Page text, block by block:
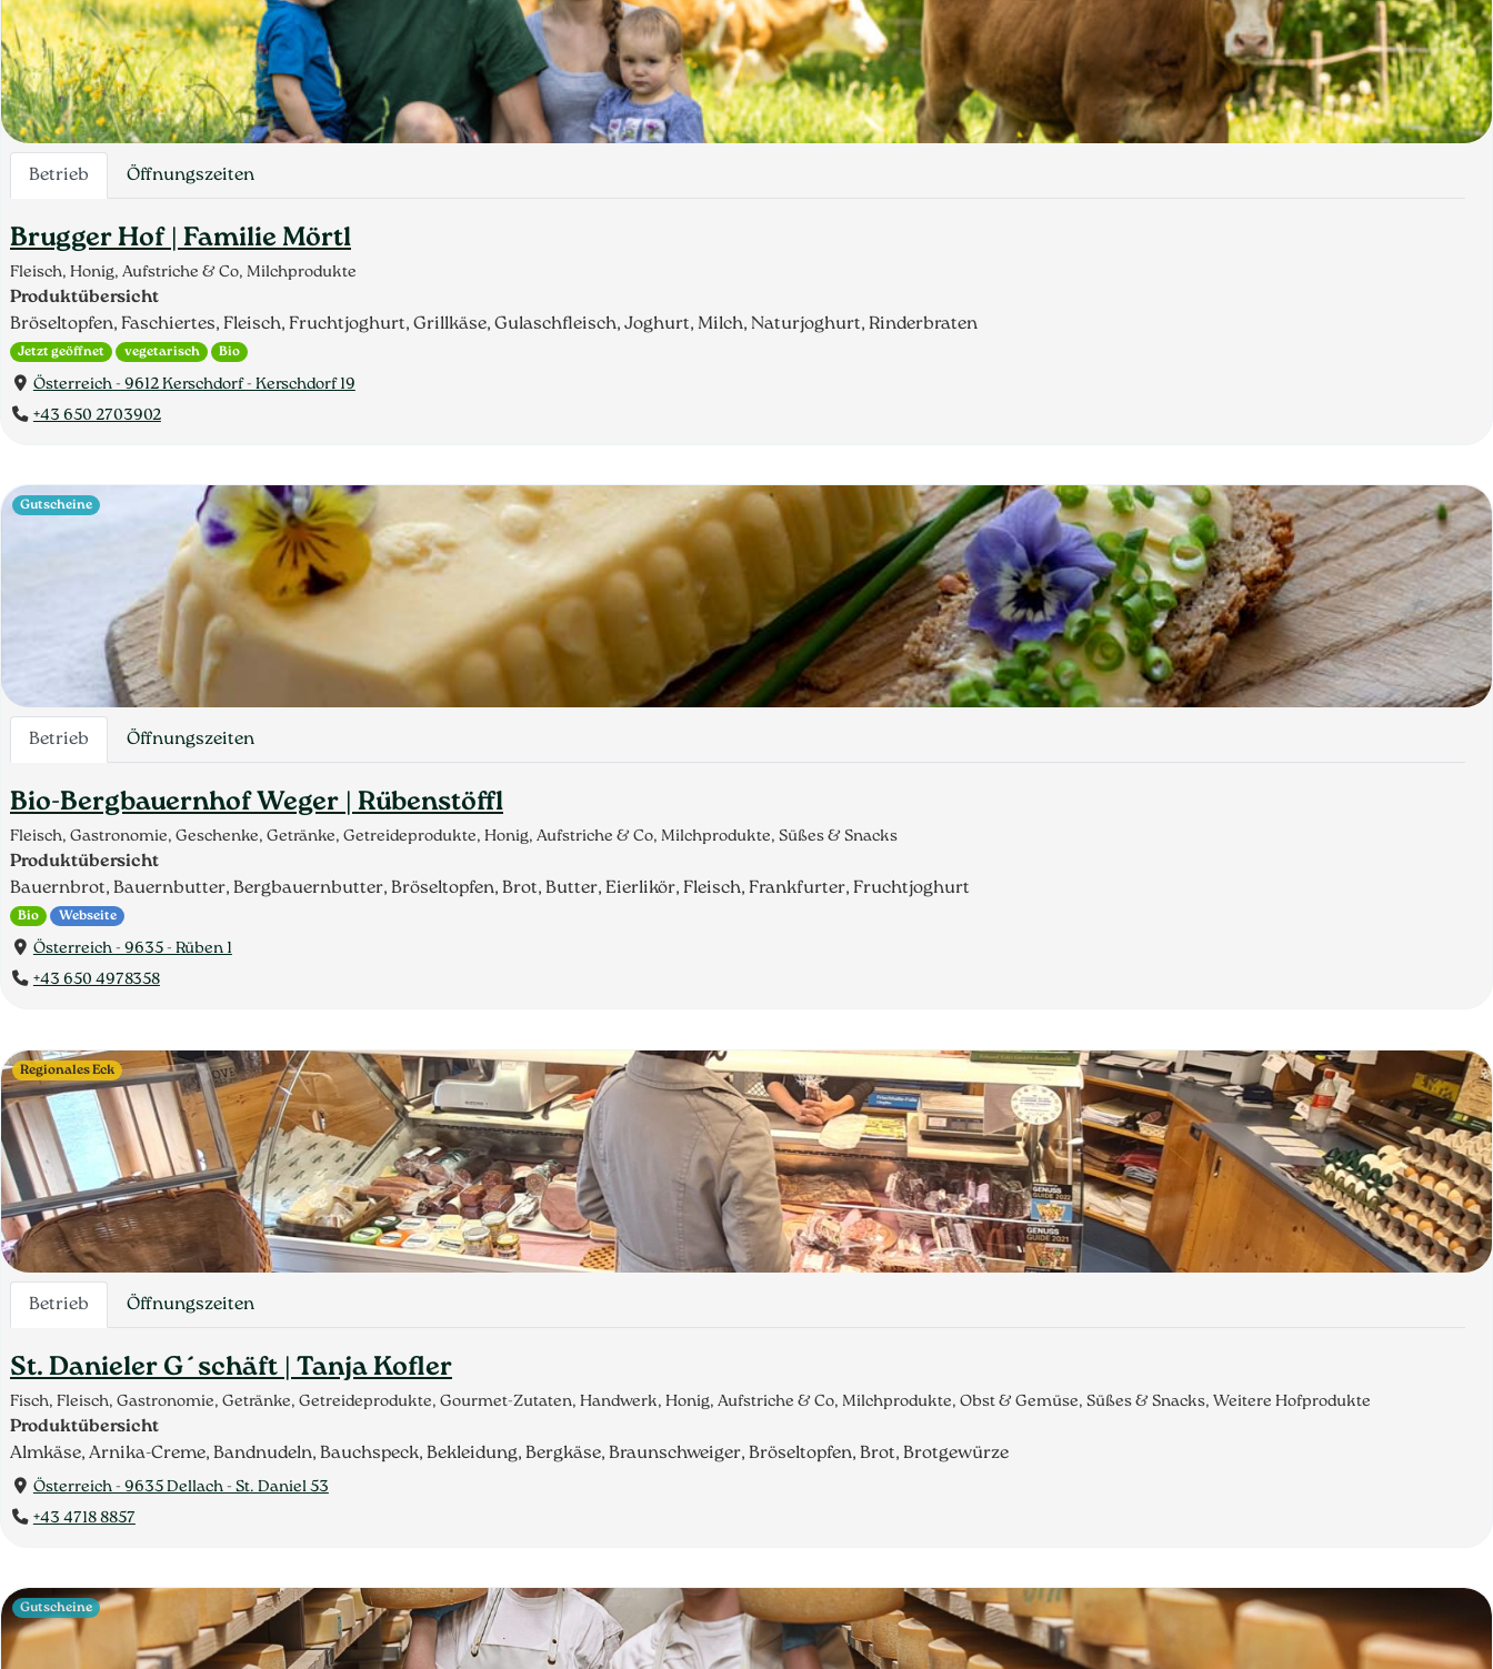
Betrieb Öffnungszeiten
Brugger Hof | Familie Mörtl
Fleisch, Honig, Aufstriche & Co, Milchprodukte
Produktübersicht
Bröseltopfen, Faschiertes, Fleisch, Fruchtjoghurt, Grillkäse, Gulaschfleisch, Joghurt, Milch, Naturjoghurt, Rinderbraten
Jetzt geöffnet vegetarisch Bio
Österreich - 9612 Kerschdorf - Kerschdorf 19
+43 650 2703902
Betrieb Öffnungszeiten
Bio-Bergbauernhof Weger | Rübenstöffl
Fleisch, Gastronomie, Geschenke, Getränke, Getreideprodukte, Honig, Aufstriche & Co, Milchprodukte, Süßes & Snacks
Produktübersicht
Bauernbrot, Bauernbutter, Bergbauernbutter, Bröseltopfen, Brot, Butter, Eierlikör, Fleisch, Frankfurter, Fruchtjoghurt
Bio Webseite
Österreich - 9635 - Rüben 1
+43 650 4978358
Gutscheine
Betrieb Öffnungszeiten
St. Danieler G´schäft | Tanja Kofler
Fisch, Fleisch, Gastronomie, Getränke, Getreideprodukte, Gourmet-Zutaten, Handwerk, Honig, Aufstriche & Co, Milchprodukte, Obst & Gemüse, Süßes & Snacks, Weitere Hofprodukte
Produktübersicht
Almkäse, Arnika-Creme, Bandnudeln, Bauchspeck, Bekleidung, Bergkäse, Braunschweiger, Bröseltopfen, Brot, Brotgewürze
Österreich - 9635 Dellach - St. Daniel 53
+43 4718 8857
Regionales Eck
Gutscheine